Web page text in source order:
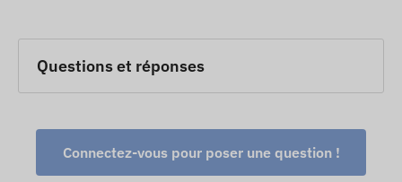
Questions et réponses
Connectez-vous pour poser une question !